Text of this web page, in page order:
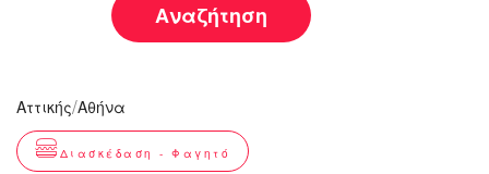
Αναζήτηση
Αττικής/Αθήνα
Διασκέδαση - Φαγητό